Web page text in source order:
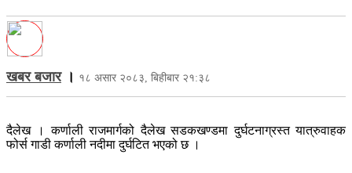
खबर बजार। १८ असार २०८३, बिहीबार २१:३८
दैलेख । कर्णाली राजमार्गको दैलेख सडकखण्डमा दुर्घटनाग्रस्त यात्रुवाहक
फोर्स गाडी कर्णाली नदीमा दुर्घटित भएको छ ।